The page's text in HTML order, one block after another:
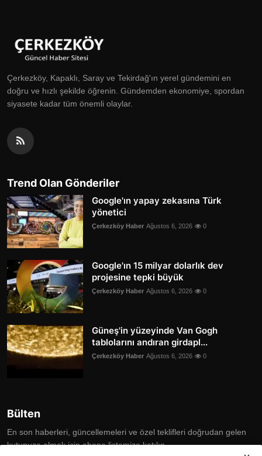
Çerkezköy, Kapaklı, Saray ve Tekirdağ'ın yerel gündemini en
doğru ve hızlı şekilde öğrenin. Gündemden ekonomiye, spordan
siyasete kadar tüm önemli olaylar.
Trend Olan Gönderiler
Google'ın yapay zekasına Türk
yönetici
Çerkezköy Haber Ağustos 6, 2026 0
Google'ın 15 milyar dolarlık dev
projesine tepki büyük
Çerkezköy Haber Ağustos 6, 2026 0
Güneş'in yüzeyinde Van Gogh
tablolarını andıran girdapl...
Çerkezköy Haber Ağustos 6, 2026 0
Bülten
En son haberleri, güncellemeleri ve özel teklifleri doğrudan gelen
kutunuza almak için abone listemize katılın